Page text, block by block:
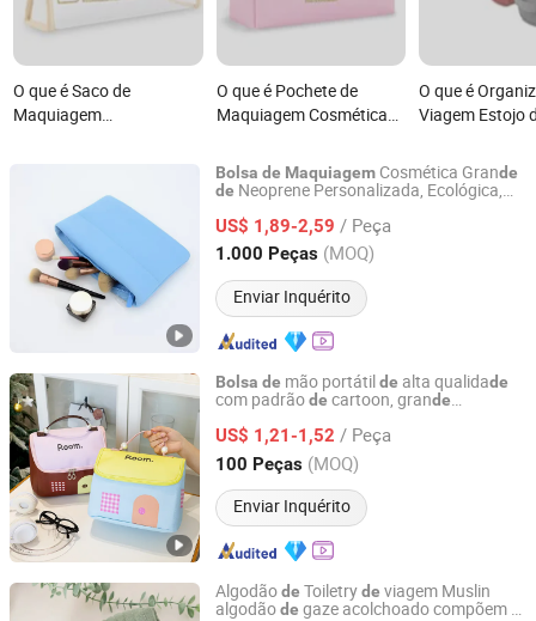
O que é Saco de
Maquiagem
O que é Pochete de
Maquiagem Cosmética
Viagem para Mulheres e
Meninas
O que é
Viagem Estojo
Cosméticos
Homens,
Bolsa de Maquiagem Cosmética Grande
de Neoprene Personalizada, Ecológica,
Resistente à Água
US$ 1,89-2,59 / Peça
1.000 Peças (MOQ)
Enviar Inquérito
Yiwu G&M Import and Export Co., Ltd
Zhejiang, China Desde 2025
Bolsa de mão portátilde alta qualidade
com padrãode cartoon, grande
personalizado,bolsade
viagem
US$ 1,21-1,52 / Peça
100 Peças (MOQ)
Enviar Inquérito
Yiwu Ginzeal Bag Co., Ltd.
Zhejiang, China Desde 2024
Algodãode Toiletryde viagem Muslin
algodãode gaze acolchoado compõem o